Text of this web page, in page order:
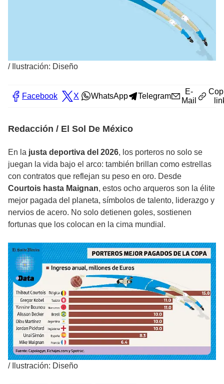
/ Ilustración: Diseño
Facebook X WhatsApp Telegram
E-
Mail
Redacción / El Sol De México
En la justa deportiva del 2026, los porteros no solo se
juegan la vida bajo el arco: también brillan como estrellas
con contratos que reflejan su peso en oro. Desde
Courtois hasta Maignan, estos ocho arqueros son la élite
mejor pagada del planeta, símbolos de talento, liderazgo y
nervios de acero. No solo detienen goles, sostienen
fortunas que los colocan en la cima mundial.
/ Ilustración: Diseño